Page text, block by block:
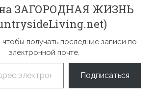
ЗАГОРОДНАЯ ЖИЗНЬ
получать последние записи по
электронной почте.
Подписаться